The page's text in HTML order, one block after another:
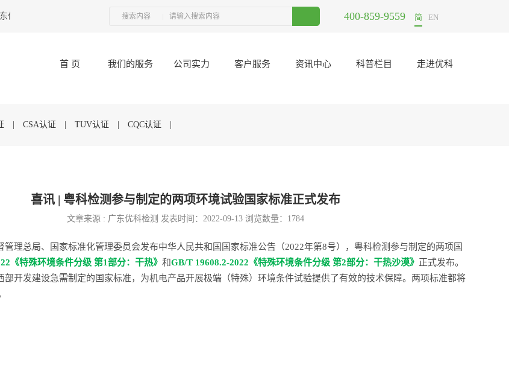
2017-12-11
优科联合UL举办的“接插件产品技术研讨会”圆满结束 2021-06-23
电子元器件二次筛选哪里可以做？
400-859-9559 简 EN
搜索内容
首 页 我们的服务 公司实力 客户服务 资讯中心 科普栏目 走进优科
CSA认证 TUV认证 CQC认证
喜讯 | 粤科检测参与制定的两项环境试验国家标准正式发布
文章来源 : 广东优科检测 发表时间：2022-09-13 浏览数量： 1784
管理总局、国家标准化管理委员会发布中华人民共和国国家标准公告（2022年第8号），粤科检测参与制定的两项国
《特殊环境条件分级 第1部分：干热》 和GB/T 19608.2-2022《特殊环境条件分级 第2部分：干热沙漠》 正式发布。
部开发建设急需制定的国家标准，为机电产品开展极端（特殊）环境条件试验提供了有效的技术保障。两项标准都将